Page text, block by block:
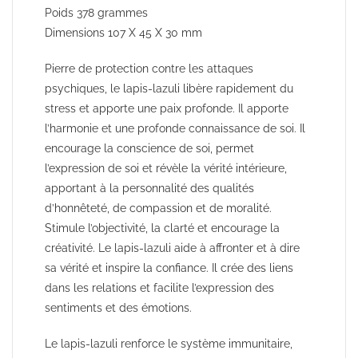
Poids 378 grammes
Dimensions 107 X 45 X 30 mm
Pierre de protection contre les attaques
psychiques, le lapis-lazuli libère rapidement du
stress et apporte une paix profonde. Il apporte
l’harmonie et une profonde connaissance de soi. Il
encourage la conscience de soi, permet
l’expression de soi et révèle la vérité intérieure,
apportant à la personnalité des qualités
d’honnêteté, de compassion et de moralité.
Stimule l’objectivité, la clarté et encourage la
créativité. Le lapis-lazuli aide à affronter et à dire
sa vérité et inspire la confiance. Il crée des liens
dans les relations et facilite l’expression des
sentiments et des émotions.
Le lapis-lazuli renforce le système immunitaire,